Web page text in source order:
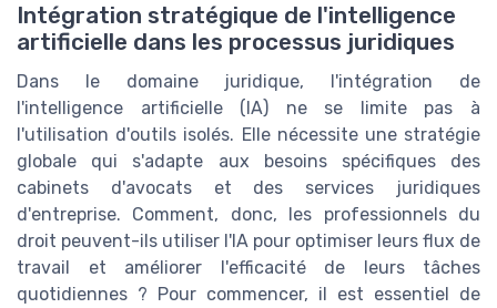
Intégration stratégique de l'intelligence
artificielle dans les processus juridiques
Dans le domaine juridique, l'intégration de
l'intelligence artificielle (IA) ne se limite pas à
l'utilisation d'outils isolés. Elle nécessite une stratégie
globale qui s'adapte aux besoins spécifiques des
cabinets d'avocats et des services juridiques
d'entreprise. Comment, donc, les professionnels du
droit peuvent-ils utiliser l'IA pour optimiser leurs flux de
travail et améliorer l'efficacité de leurs tâches
quotidiennes ? Pour commencer, il est essentiel de